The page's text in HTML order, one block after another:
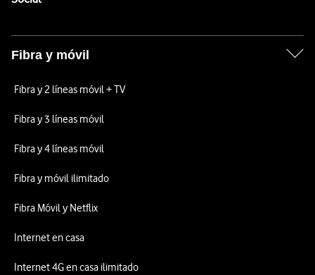
Fibra y móvil
Fibra y 2 líneas móvil + TV
Fibra y 3 líneas móvil
Fibra y 4 líneas móvil
Fibra y móvil ilimitado
Fibra Móvil y Netflix
Internet en casa
Internet 4G en casa ilimitado